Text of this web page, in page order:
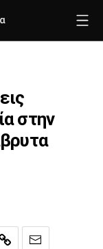
στην